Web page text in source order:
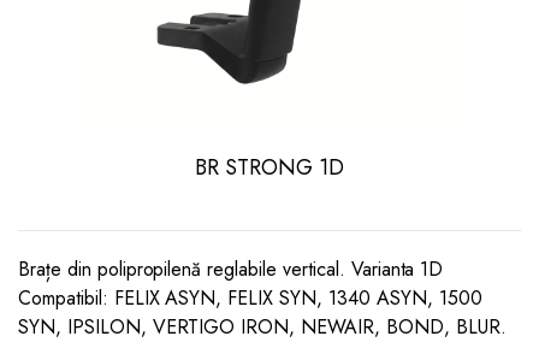
BR STRONG 1D
Brațe din polipropilenă reglabile vertical. Varianta 1D
Compatibil: FELIX ASYN, FELIX SYN, 1340 ASYN, 1500
SYN, IPSILON, VERTIGO IRON, NEWAIR, BOND, BLUR.